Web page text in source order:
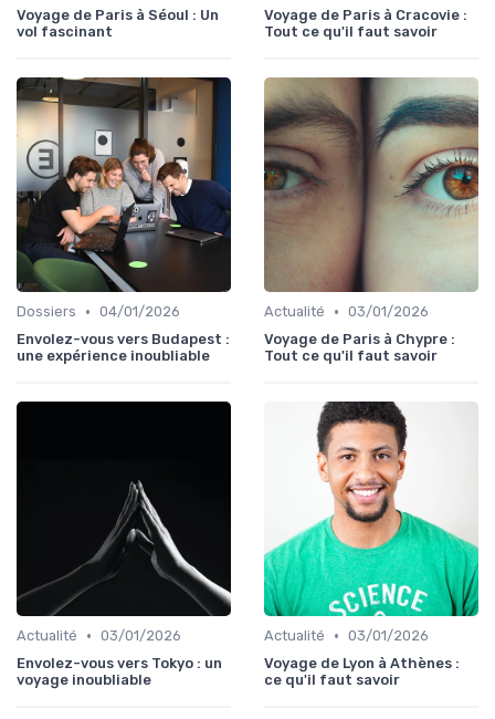
Voyage de Paris à Séoul : Un
vol fascinant
Voyage de Paris à Cracovie :
Tout ce qu'il faut savoir
Dossiers • 04/01/2026
Envolez-vous vers Budapest :
une expérience inoubliable
Actualité • 03/01/2026
Voyage de Paris à Chypre :
Tout ce qu'il faut savoir
Actualité • 03/01/2026
Envolez-vous vers Tokyo : un
voyage inoubliable
Actualité • 03/01/2026
Voyage de Lyon à Athènes :
ce qu'il faut savoir